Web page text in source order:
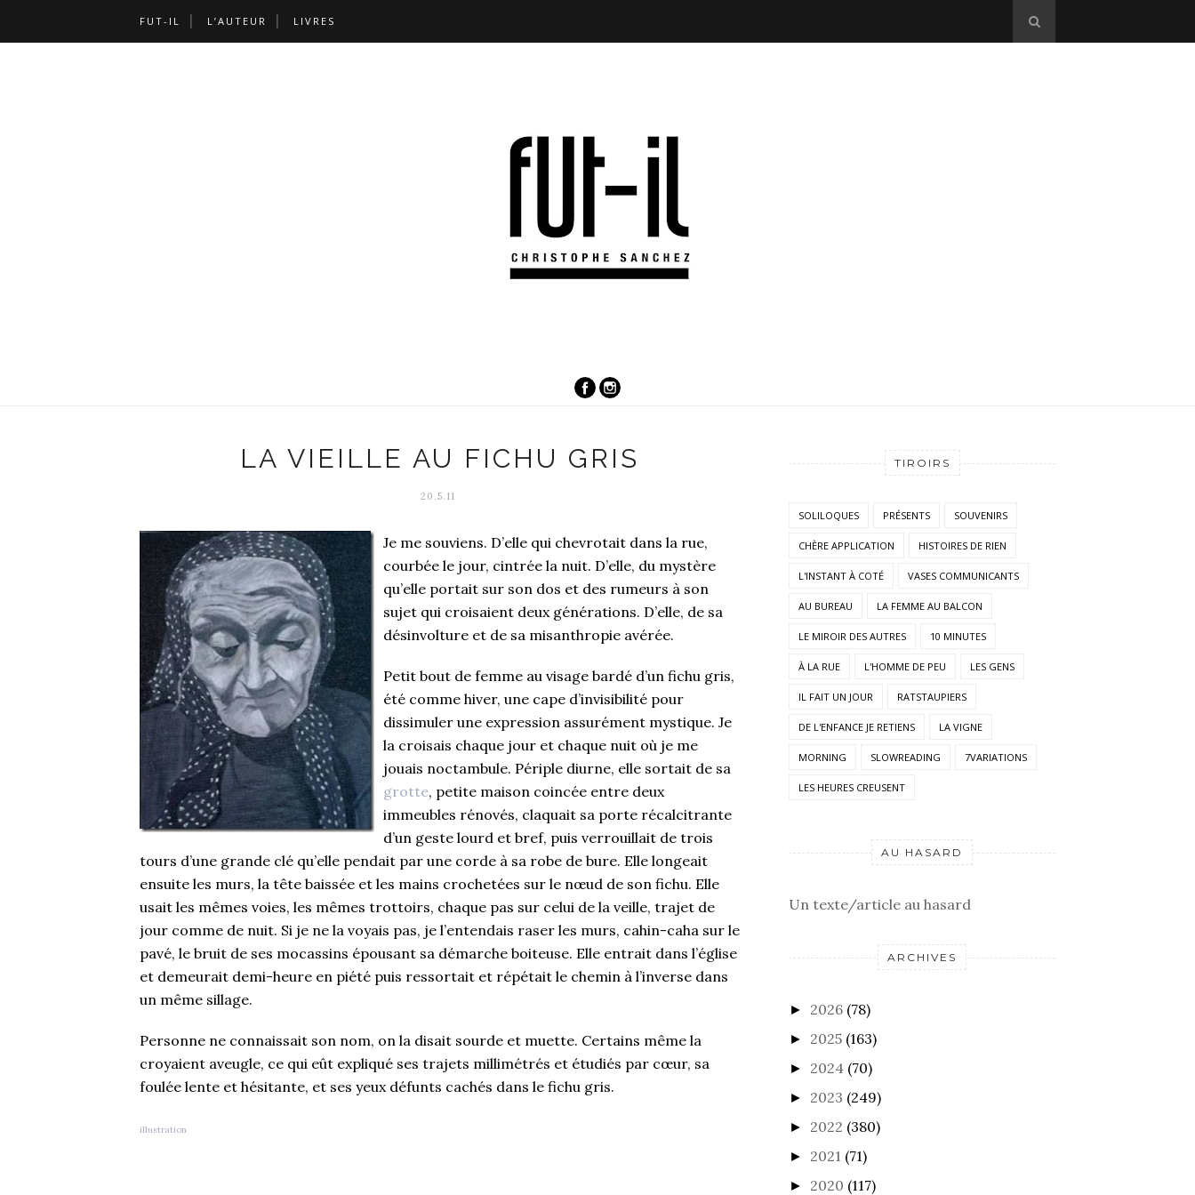
FUT-IL L’AUTEUR LIVRES
LA VIEILLE AU FICHU GRIS
20.5.11
Je me souviens. D’elle qui chevrotait dans la rue,
courbée le jour, cintrée la nuit. D’elle, du mystère
qu’elle portait sur son dos et des rumeurs à son
sujet qui croisaient deux générations. D’elle, de sa
désinvolture et de sa misanthropie avérée.
Petit bout de femme au visage bardé d’un fichu gris,
été comme hiver, une cape d’invisibilité pour
dissimuler une expression assurément mystique. Je
la croisais chaque jour et chaque nuit où je me
jouais noctambule. Périple diurne, elle sortait de sa
grotte, petite maison coincée entre deux
immeubles rénovés, claquait sa porte récalcitrante
d’un geste lourd et bref, puis verrouillait de trois
tours d’une grande clé qu’elle pendait par une corde à sa robe de bure. Elle longeait
ensuite les murs, la tête baissée et les mains crochetées sur le nœud de son fichu. Elle
usait les mêmes voies, les mêmes trottoirs, chaque pas sur celui de la veille, trajet de
jour comme de nuit. Si je ne la voyais pas, je l’entendais raser les murs, cahin-caha sur le
pavé, le bruit de ses mocassins épousant sa démarche boiteuse. Elle entrait dans l’église
et demeurait demi-heure en piété puis ressortait et répétait le chemin à l’inverse dans
un même sillage.
Personne ne connaissait son nom, on la disait sourde et muette. Certains même la
croyaient aveugle, ce qui eût expliqué ses trajets millimétrés et étudiés par cœur, sa
foulée lente et hésitante, et ses yeux défunts cachés dans le fichu gris.
illustration
TIROIRS
SOLILOQUES PRÉSENTS SOUVENIRS
CHÈRE APPLICATION HISTOIRES DE RIEN
L'INSTANT À COTÉ VASES COMMUNICANTS
AU BUREAU LA FEMME AU BALCON
LE MIROIR DES AUTRES 10 MINUTES
À LA RUE L'HOMME DE PEU LES GENS
IL FAIT UN JOUR RATSTAUPIERS
DE L'ENFANCE JE RETIENS LA VIGNE
MORNING SLOWREADING 7VARIATIONS
LES HEURES CREUSENT
AU HASARD
Un texte/article au hasard
ARCHIVES
► 2026 (78)
► 2025 (163)
► 2024 (70)
► 2023 (249)
► 2022 (380)
► 2021 (71)
► 2020 (117)